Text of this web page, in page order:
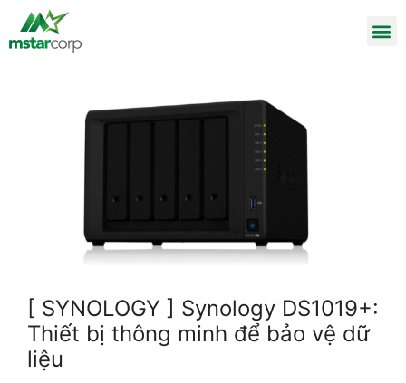
[ SYNOLOGY ] Synology DS1019+:
Thiết bị thông minh để bảo vệ dữ
liệu